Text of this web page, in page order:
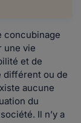
concubinage
une vie
et de
différent ou de
aucune
du
Il n’y a